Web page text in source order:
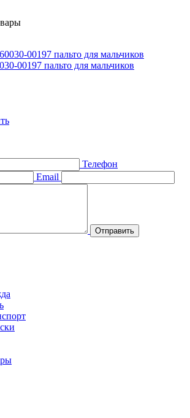
00197 пальто для мальчиков
Телефон
Email
Отправить